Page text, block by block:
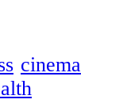
cinema